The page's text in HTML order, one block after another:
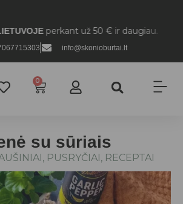
info@skonioburtai.lt
perkant už 50 € ir daugiau.
0
su sūriais
, PUSRYČIAI, RECEPTAI